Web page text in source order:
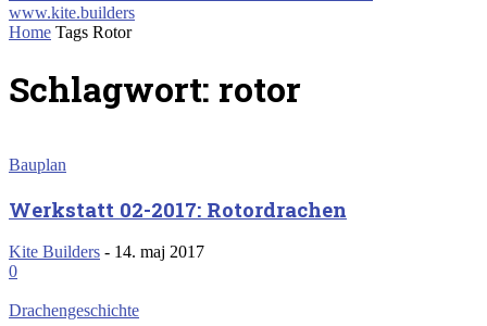
www.kite.builders
Home Tags Rotor
Schlagwort: rotor
Bauplan
Werkstatt 02-2017: Rotordrachen
Kite Builders - 14. maj 2017
0
Drachengeschichte